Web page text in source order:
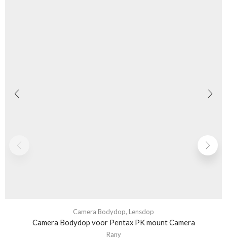
Camera Bodydop, Lensdop
Camera Bodydop voor Pentax PK mount Camera
Rany